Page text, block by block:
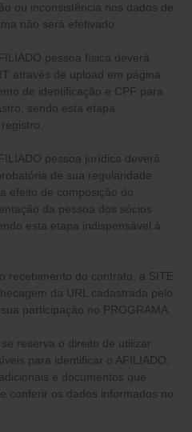
ou inconsistência nos dados de
não será efetivado.
pessoa física deverá
através de upload em página
de identificação e CPF para
sendo esta etapa
pessoa jurídica deverá
de sua regularidade
efeito de composição do
da pessoa dos sócios
esta etapa indispensável à
recebimento do contrato, a SITE
da URL cadastrada pelo
participação no PROGRAMA.
reserva o direito de utilizar
para identificar o AFILIADO,
e documentos que
conferir os dados informados no